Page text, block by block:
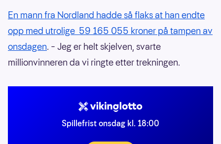
En mann fra Nordland hadde så flaks at han endte
opp med utrolige 59 165 055 kroner på tampen av
onsdagen. – Jeg er helt skjelven, svarte
millionvinneren da vi ringte etter trekningen.
Spillefrist onsdag kl. 18:00